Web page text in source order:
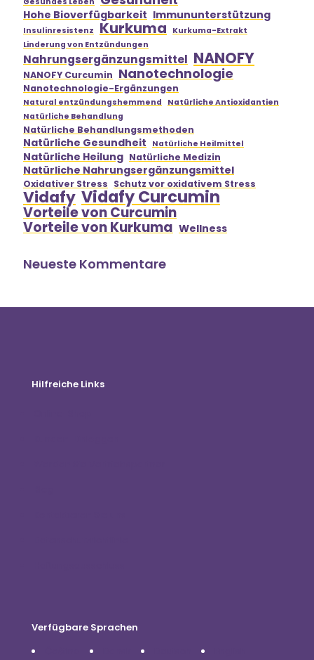
Hohe Bioverfügbarkeit Immununterstützung
Insulinresistenz Kurkuma
Kurkuma-Extrakt
Linderung von Entzündungen
Nahrungsergänzungsmittel NANOFY
NANOFY Curcumin Nanotechnologie
Nanotechnologie-Ergänzungen
Natural entzündungshemmend
Natürliche Antioxidantien
Natürliche Behandlung
Natürliche Behandlungsmethoden
Natürliche Gesundheit Natürliche Heilmittel
Natürliche Heilung Natürliche Medizin
Natürliche Nahrungsergänzungsmittel
Oxidativer Stress Schutz vor oxidativem Stress
Vidafy Vidafy Curcumin
Vorteile von Curcumin
Vorteile von Kurkuma Wellness
Neueste Kommentare
Hilfreiche Links
Verfügbare Sprachen